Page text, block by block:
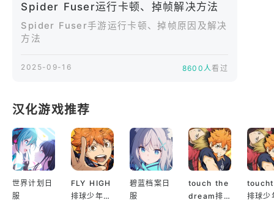
一次冒险都充满变化。
【多阶段合作挑战】
多人协作与策略配合，释放融合技能，突破极限，赢
Spider Fuser运行卡顿、掉帧解决方法
Spider Fuser手游运行卡顿、掉帧原因及解决
方法
2025-09-16 8600人看过
汉化游戏推荐
世界计划日
服
FLY HIGH
排球少年日
碧蓝档案日
服
touch the
dream排
排球少